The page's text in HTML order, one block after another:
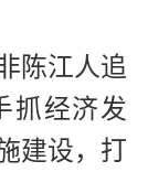
陈江人追
抓经济发
建设，打